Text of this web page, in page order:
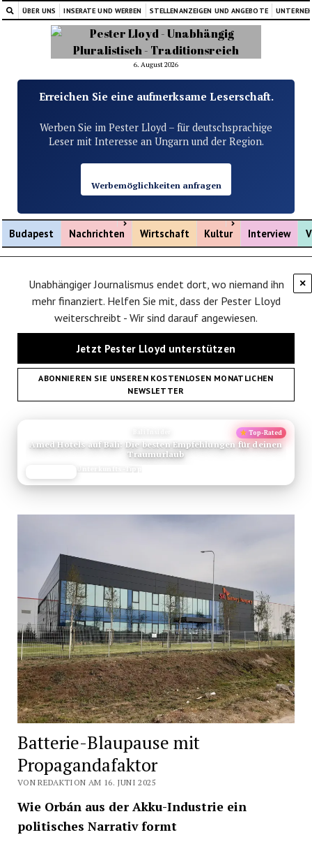
ÜBER UNS INSERATE UND WERBEN STELLENANZEIGEN UND ANGEBOTE
6. August 2026
Erreichen Sie eine aufmerksame Leserschaft.
Werben Sie im Pester Lloyd – für deutschsprachige
Leser mit Interesse an Ungarn und der Region.
Werbemöglichkeiten anfragen
Budapest Nachrichten
Menü öffnen
Wirtschaft Kultur
Menü öffnen
Interview
×
Unabhängiger Journalismus endet dort, wo niemand ihn
mehr finanziert. Helfen Sie mit, dass der Pester Lloyd
weiterschreibt - Wir sind darauf angewiesen.
Jetzt Pester Lloyd unterstützen
ABONNIEREN SIE UNSEREN KOSTENLOSEN MONATLICHEN
NEWSLETTER
Top-Rated
Amed Hotels auf Bali: Die besten Empfehlungen für deinen
Traumurlaub
Batterie-Blaupause mit
Propagandafaktor
VON REDAKTION AM 16. JUNI 2025
Wie Orbán aus der Akku-Industrie ein
politisches Narrativ formt